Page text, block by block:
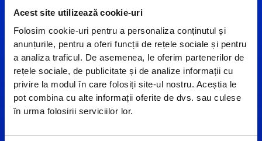
Acest site utilizează cookie-uri
Folosim cookie-uri pentru a personaliza conținutul și
anunțurile, pentru a oferi funcții de rețele sociale și pentru
a analiza traficul. De asemenea, le oferim partenerilor de
rețele sociale, de publicitate și de analize informații cu
privire la modul în care folosiți site-ul nostru. Aceștia le
pot combina cu alte informații oferite de dvs. sau culese
în urma folosirii serviciilor lor.